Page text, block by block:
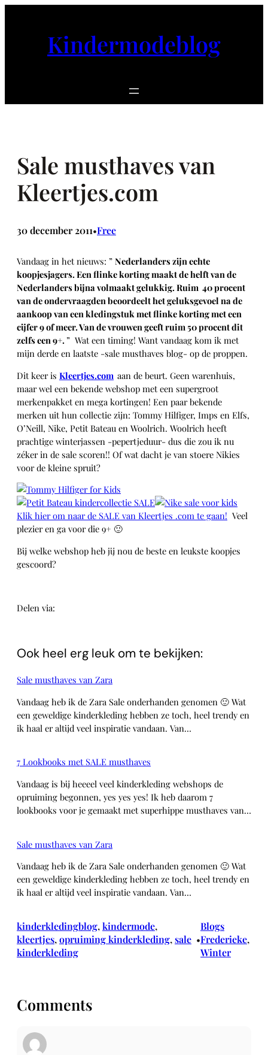
Kindermodeblog
Sale musthaves van
Kleertjes.com
30 december 2011•Free
Vandaag in het nieuws: ” Nederlanders zijn echte
koopjesjagers. Een flinke korting maakt de helft van de
Nederlanders bijna volmaakt gelukkig. Ruim 40 procent
van de ondervraagden beoordeelt het geluksgevoel na de
aankoop van een kledingstuk met flinke korting met een
cijfer 9 of meer. Van de vrouwen geeft ruim 50 procent dit
zelfs een 9+.” Wat een timing! Want vandaag kom ik met
mijn derde en laatste -sale musthaves blog- op de proppen.
Dit keer is Kleertjes.com aan de beurt. Geen warenhuis,
maar wel een bekende webshop met een supergroot
merkenpakket en mega kortingen! Een paar bekende
merken uit hun collectie zijn: Tommy Hilfiger, Imps en Elfs,
O’Neill, Nike, Petit Bateau en Woolrich. Woolrich heeft
prachtige winterjassen -pepertjeduur- dus die zou ik nu
zéker in de sale scoren!! Of wat dacht je van stoere Nikies
voor de kleine spruit?
Klik hier om naar de SALE van Kleertjes .com te gaan! Veel
plezier en ga voor die 9+ 🙂
Bij welke webshop heb jij nou de beste en leukste koopjes
gescoord?
Delen via:
Ook heel erg leuk om te bekijken:
Sale musthaves van Zara
Vandaag heb ik de Zara Sale onderhanden genomen 🙂 Wat
een geweldige kinderkleding hebben ze toch, heel trendy en
ik haal er altijd veel inspiratie vandaan. Van…
7 Lookbooks met SALE musthaves
Vandaag is bij heeeel veel kinderkleding webshops de
opruiming begonnen, yes yes yes! Ik heb daarom 7
lookbooks voor je gemaakt met superhippe musthaves van…
Sale musthaves van Zara
Vandaag heb ik de Zara Sale onderhanden genomen 🙂 Wat
een geweldige kinderkleding hebben ze toch, heel trendy en
ik haal er altijd veel inspiratie vandaan. Van…
kinderkledingblog, kindermode
kleertjes, opruiming kinderkleding, sale
kinderkleding
•
Blogs
Frederieke
Winter
Comments